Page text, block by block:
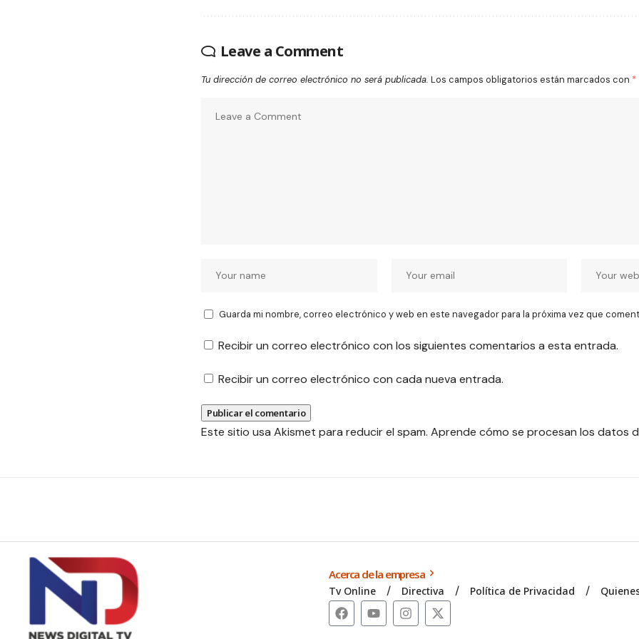
Leave a Comment
Tu dirección de correo electrónico no será publicada. Los campos obligatorios están marcados con *
Guarda mi nombre, correo electrónico y web en este navegador para la próxima vez que
Recibir un correo electrónico con los siguientes comentarios a esta entrada.
Recibir un correo electrónico con cada nueva entrada.
Este sitio usa Akismet para reducir el spam. Aprende cómo se procesan los datos
Acerca de la empresa
Tv Online Directiva Política de Privacidad